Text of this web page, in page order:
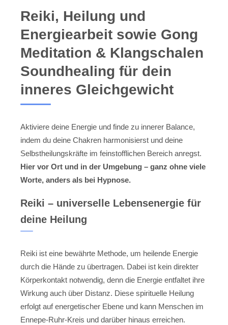
Reiki, Heilung und
Energiearbeit sowie Gong
Meditation & Klangschalen
Soundhealing für dein
inneres Gleichgewicht
Aktiviere deine Energie und finde zu innerer Balance,
indem du deine Chakren harmonisierst und deine
Selbstheilungskräfte im feinstofflichen Bereich anregst.
Hier vor Ort und in der Umgebung – ganz ohne viele
Worte, anders als bei Hypnose.
Reiki – universelle Lebensenergie für
deine Heilung
Reiki ist eine bewährte Methode, um heilende Energie
durch die Hände zu übertragen. Dabei ist kein direkter
Körperkontakt notwendig, denn die Energie entfaltet ihre
Wirkung auch über Distanz. Diese spirituelle Heilung
erfolgt auf energetischer Ebene und kann Menschen im
Ennepe-Ruhr-Kreis und darüber hinaus erreichen.